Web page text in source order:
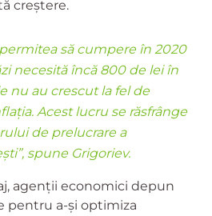
creștere.
să cumpere în 2020
necesită încă 800 de lei în
nu au crescut la fel de
Acest lucru se răsfrânge
de prelucrare a
spune Grigoriev.
agenții economici depun
pentru a-și optimiza